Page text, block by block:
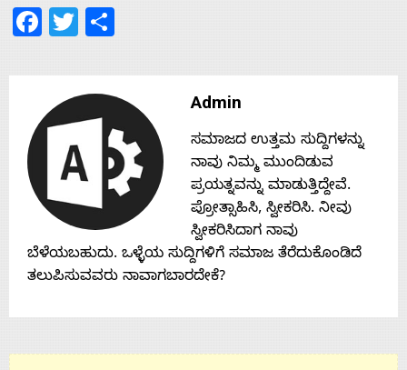
s
Contact
Us
Facebook
Twitter
Admin
ಸಮಾಜದ ಉತ್ತಮ ಸುದ್ದಿಗಳನ್ನು
ನಾವು ನಿಮ್ಮ ಮುಂದಿಡುವ
ಪ್ರಯತ್ನವನ್ನು ಮಾಡುತ್ತಿದ್ದೇವೆ.
ಪ್ರೋತ್ಸಾಹಿಸಿ, ಸ್ವೀಕರಿಸಿ. ನೀವು
ಸ್ವೀಕರಿಸಿದಾಗ ನಾವು
ಬೆಳೆಯಬಹುದು. ಒಳ್ಳೆಯ ಸುದ್ದಿಗಳಿಗೆ ಸಮಾಜ ತೆರೆದುಕೊಂಡಿದೆ
ತಲುಪಿಸುವವರು ನಾವಾಗಬಾರದೇಕೆ?